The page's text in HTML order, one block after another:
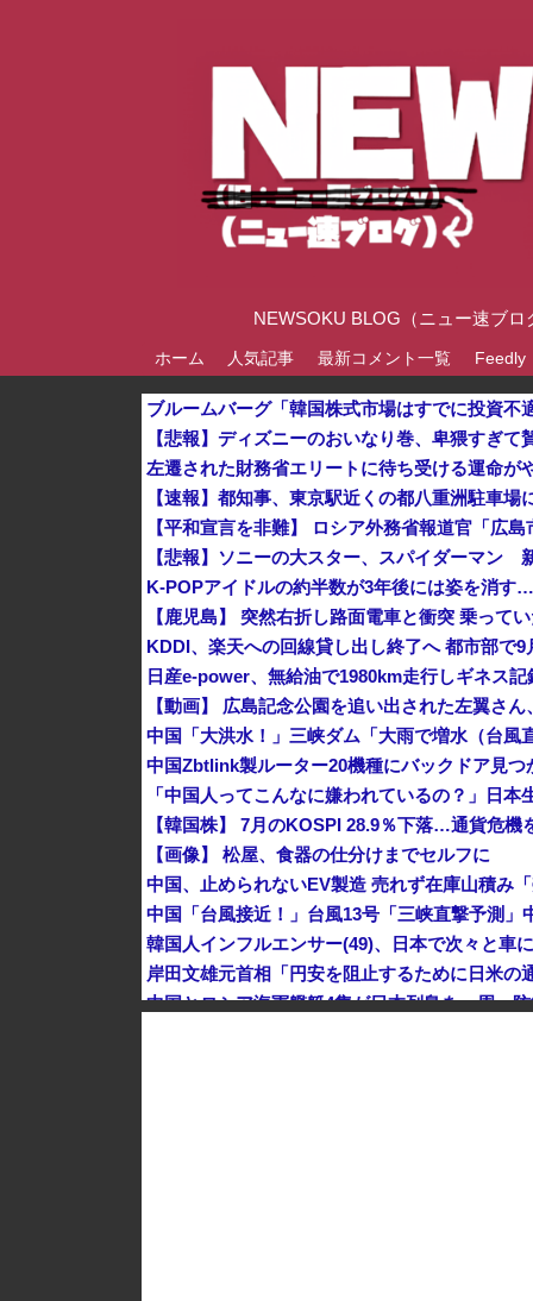
NEWSOKU BLOG（ニュー速ブ
ホーム 人気記事 最新コメント一覧 Feedly
【悲報】ディズニーのおいなり巻、卑猥すぎて
K-POPアイドルの約半数が3年後には姿を消す
KDDI、楽天への回線貸し出し終了へ 都市部で9
【動画】 広島記念公園を追い出された左翼さ
中国Zbtlink製ルーター20機種にバックドア見
「中国人ってこんなに嫌われているの？」日本
【韓国株】 7月のKOSPI 28.9％下落…通貨危機
【画像】 松屋、食器の仕分けまでセルフに
韓国人インフルエンサー(49)、日本で次々と車
中国とロシア海軍艦艇4隻が日本列島を一周…